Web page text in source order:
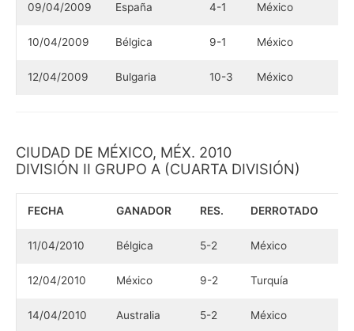
09/04/2009 España 4-1 México
10/04/2009 Bélgica 9-1 México
12/04/2009 Bulgaria 10-3 México
CIUDAD DE MÉXICO, MÉX. 2010
DIVISIÓN II GRUPO A (CUARTA DIVISIÓN)
FECHA GANADOR RES. DERROTADO
11/04/2010 Bélgica 5-2 México
12/04/2010 México 9-2 Turquía
14/04/2010 Australia 5-2 México